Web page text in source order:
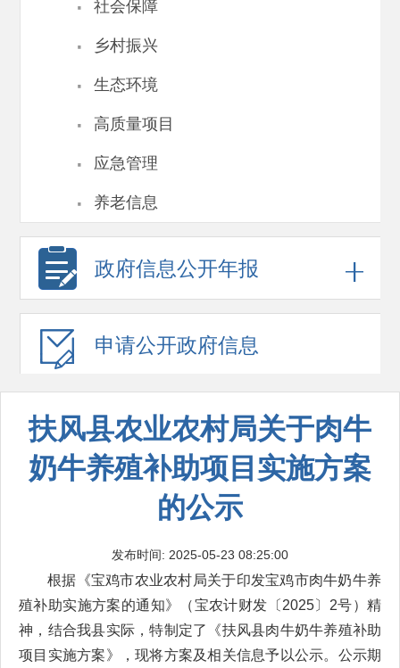
社会保障
· 乡村振兴
· 生态环境
· 高质量项目
· 应急管理
· 养老信息
政府信息公开年报
申请公开政府信息
扶风县农业农村局关于肉牛
奶牛养殖补助项目实施方案
的公示
发布时间: 2025-05-23 08:25:00
根据《宝鸡市农业农村局关于印发宝鸡市肉牛奶牛养
殖补助实施方案的通知》（宝农计财发〔2025〕2号）精
神，结合我县实际，特制定了《扶风县肉牛奶牛养殖补助
项目实施方案》，现将方案及相关信息予以公示。公示期